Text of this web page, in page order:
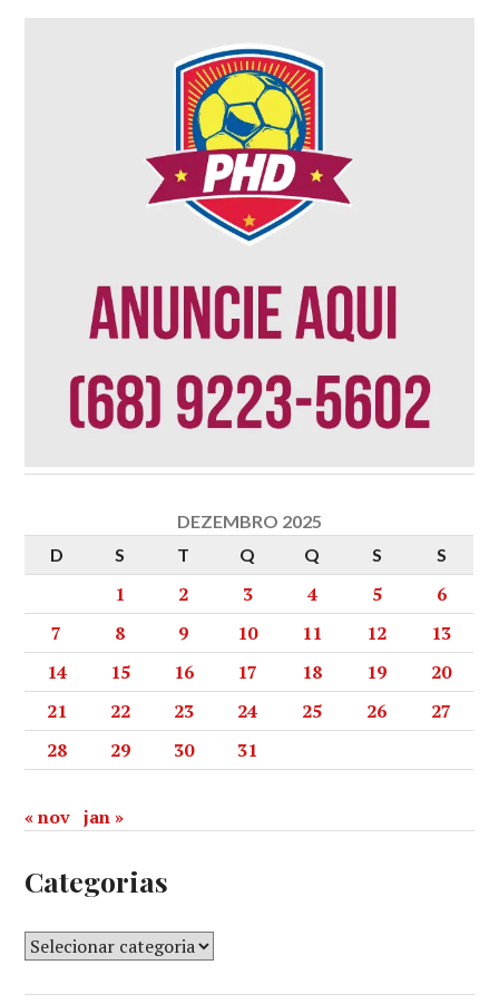
DEZEMBRO 2025
D
S T Q Q S S
1 2 3 4 5
6
7
8 9 10 11 12
13
14
15 16 17 18 19
20
21
22 23 24 25 26
27
28
29 30 31
« nov jan »
Categorias